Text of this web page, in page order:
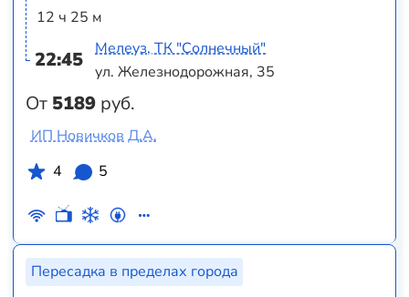
12 ч 25 м
22:45
От 5189 руб.
Мелеуз, ТК "Солнечный"
ул. Железнодорожная, 35
ИП Новичков Д.А.
4
5
Пересадка в пределах города